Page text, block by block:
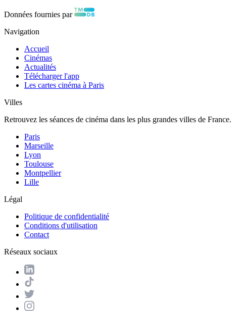
Données fournies par
Navigation
Accueil
Cinémas
Actualités
Télécharger l'app
Les cartes cinéma à Paris
Villes
Retrouvez les séances de cinéma dans les plus grandes villes de France.
Paris
Marseille
Lyon
Toulouse
Montpellier
Lille
Légal
Politique de confidentialité
Conditions d'utilisation
Contact
Réseaux sociaux